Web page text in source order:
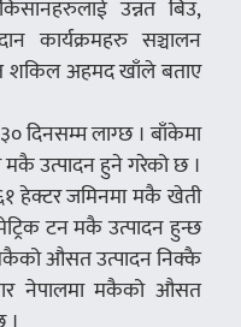
उन्नत बिउ,
कार्यक्रमहरु सञ्चालन
शकिल अहमद खाँले बताए
दिनसम्म लाग्छ । बाँकेमा
मकै उत्पादन हुने गरेको छ ।
हेक्टर जमिनमा मकै खेती
टन मकै उत्पादन हुन्छ
औसत उत्पादन निक्कै
नेपालमा मकैको औसत